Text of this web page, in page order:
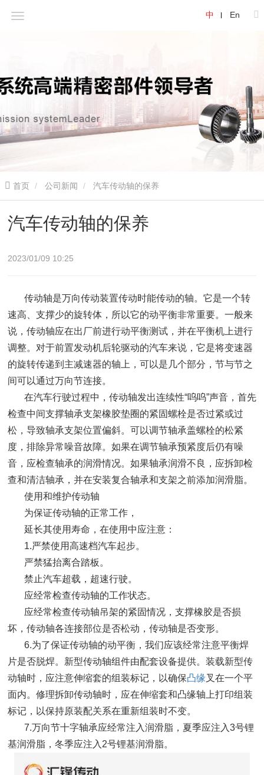
中 En
首页 公司新闻 汽车传动轴的保养
汽车传动轴的保养
2023/01/09 10:25
传动轴是万向传动装置传动时能传动的轴。它是一个转
速高、支撑少的旋转体，所以它的动平衡非常重要。一般来
说，传动轴应在出厂前进行动平衡测试，并在平衡机上进行
调整。对于前置发动机后轮驱动的汽车来说，它是将变速器
的旋转传递到主减速器的轴上，可以是几个部分，节与节之
间可以通过万向节连接。
在汽车行驶过程中，传动轴发出连续性“呜呜”声音，首先
检查中间支撑轴承支架橡胶垫圈的紧固螺栓是否过紧或过
松，导致轴承支架位置偏斜。可以调节轴承盖螺栓的松紧
度，排除异常噪音故障。如果在调节轴承预紧度后仍有噪
音，应检查轴承的润滑情况。如果轴承润滑不良，应拆卸检
查和清洁轴承，并在安装复合轴承和支架之前添加润滑脂。
使用和维护传动轴
为保证传动轴的正常工作，
延长其使用寿命，在使用中应注意：
1.严禁使用高速档汽车起步。
严禁猛抬离合踏板。
禁止汽车超载，超速行驶。
应经常检查传动轴的工作状态。
应经常检查传动轴吊架的紧固情况，支撑橡胶是否损
坏，传动轴各连接部位是否松动，传动轴是否变形。
6.为了保证传动轴的动平衡，我们应该经常注意平衡焊
片是否脱焊。新型传动轴组件由配套设备提供。装载新型传
动轴时，应注意伸缩套的组装标记，以确保凸缘叉在一个平
面内。修理拆卸传动轴时，应在伸缩套和凸缘轴上打印组装
标记，以保持原装配关系在重新组装时不变。
7.万向节十字轴承应经常注入润滑脂，夏季应注入3号锂
基润滑脂，冬季应注入2号锂基润滑脂。